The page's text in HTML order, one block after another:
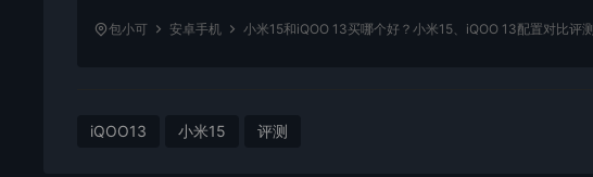
包小可 安卓手机 小米15和iQOO 13买哪个好？小米15、iQOO 13配置对比评测
iQOO13 小米15 评测